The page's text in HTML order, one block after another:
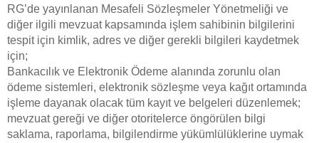
RG’de yayınlanan Mesafeli Sözleşmeler Yönetmeliği ve
diğer ilgili mevzuat kapsamında işlem sahibinin bilgilerini
tespit için kimlik, adres ve diğer gerekli bilgileri kaydetmek
için;
Bankacılık ve Elektronik Ödeme alanında zorunlu olan
ödeme sistemleri, elektronik sözleşme veya kağıt ortamında
işleme dayanak olacak tüm kayıt ve belgeleri düzenlemek;
mevzuat gereği ve diğer otoritelerce öngörülen bilgi
saklama, raporlama, bilgilendirme yükümlülüklerine uymak